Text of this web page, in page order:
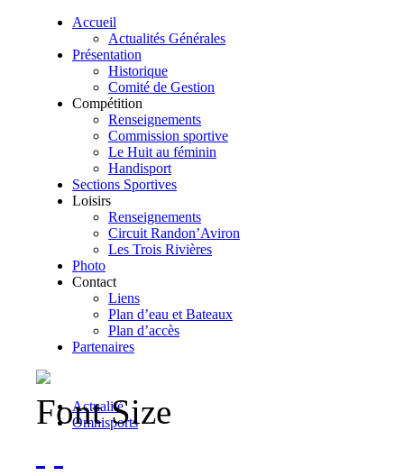
Accueil
Actualités Générales
Présentation
Historique
Comité de Gestion
Compétition
Renseignements
Commission sportive
Le Huit au féminin
Handisport
Sections Sportives
Loisirs
Renseignements
Circuit Randon’Aviron
Les Trois Rivières
Photo
Contact
Liens
Plan d’eau et Bateaux
Plan d’accès
Partenaires
Actualité
Omnisports
Font Size